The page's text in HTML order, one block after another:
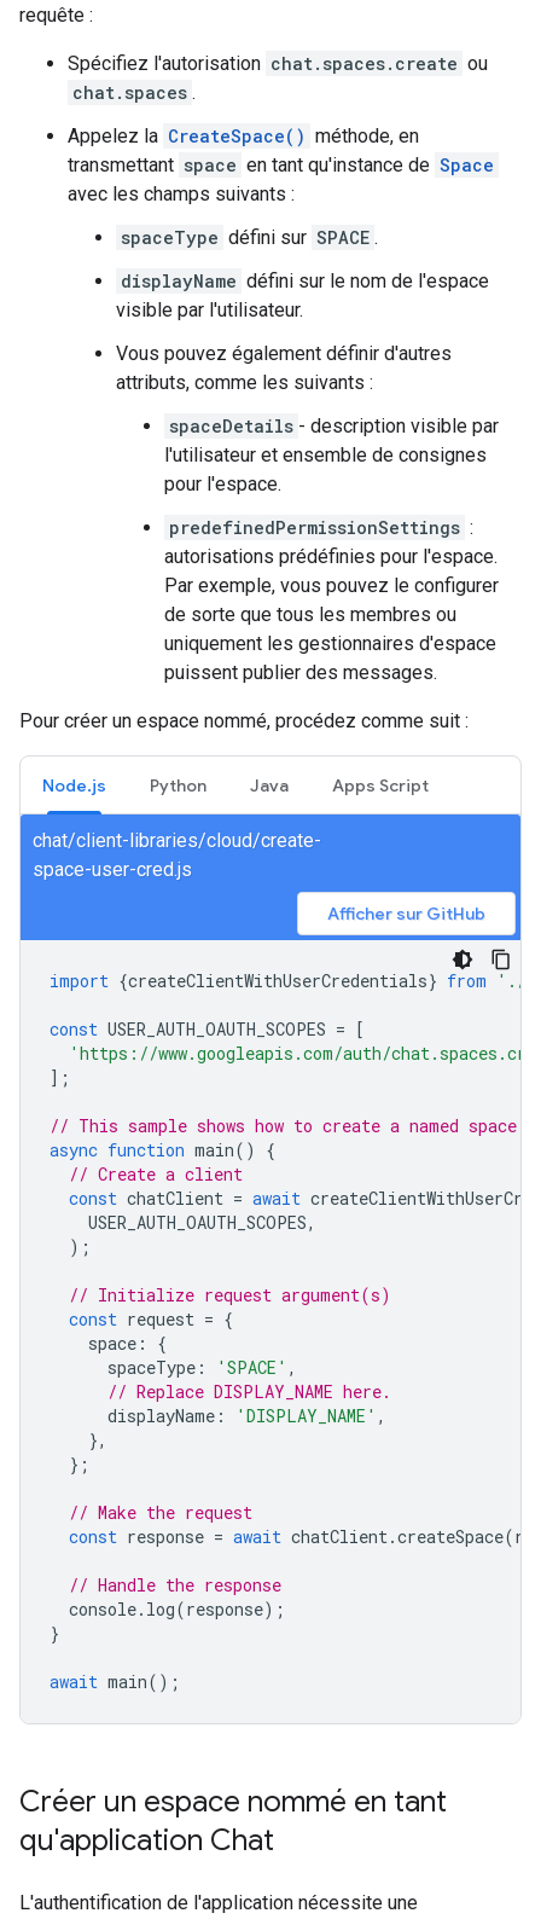
requête :
Spécifiez l'autorisation chat.spaces.create ou
chat.spaces .
Appelez la CreateSpace() méthode, en
transmettant space en tant qu'instance de Space
avec les champs suivants :
spaceType défini sur SPACE .
displayName défini sur le nom de l'espace
visible par l'utilisateur.
Vous pouvez également définir d'autres
attributs, comme les suivants :
spaceDetails - description visible par
l'utilisateur et ensemble de consignes
pour l'espace.
predefinedPermissionSettings :
autorisations prédéfinies pour l'espace.
Par exemple, vous pouvez le configurer
de sorte que tous les membres ou
uniquement les gestionnaires d'espace
puissent publier des messages.
Pour créer un espace nommé, procédez comme suit :
Node.js Python Java Apps Script
chat/client-libraries/cloud/create-
space-user-cred.js
Afficher sur GitHub
import {createClientWithUserCredentials} from './
const USER_AUTH_OAUTH_SCOPES = [
'https://www.googleapis.com/auth/
];
// This sample shows how to create a named space
async function main()
{
// Create a client
const chatClient = await
USER_AUTH_OAUTH_SCOPES,
);
// Initialize request argument(s)
const request = {
space :
{
spaceType : 'SPACE' ,
// Replace DISPLAY_NAME here.
displayName : 'DISPLAY_NAME' ,
},
};
// Make the request
const response = await chatClient.createSpace(
// Handle the response
console. log(response);
}
await main();
Créer un espace nommé en tant
qu'application Chat
L'authentification de l'application nécessite une